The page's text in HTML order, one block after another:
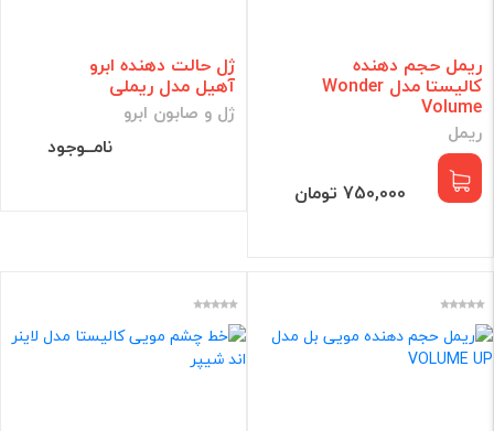
تومان ریمل حجم دهنده
کالیستا مدل Wonder
Volume
ریمل
750,000 تومان
ژل حالت دهنده ابرو
آهیل مدل ریملی
ژل و صابون ابرو
نامــوجود